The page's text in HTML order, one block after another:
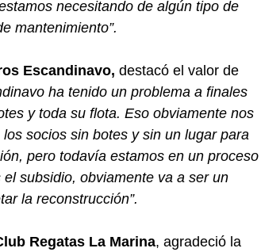
necesitando de algún tipo de
mantenimiento”.
Escandinavo, destacó el valor de
ha tenido un problema a finales
y toda su flota. Eso obviamente nos
socios sin botes y sin un lugar para
pero todavía estamos en un proceso
subsidio, obviamente va a ser un
la reconstrucción”.
Regatas La Marina, agradeció la